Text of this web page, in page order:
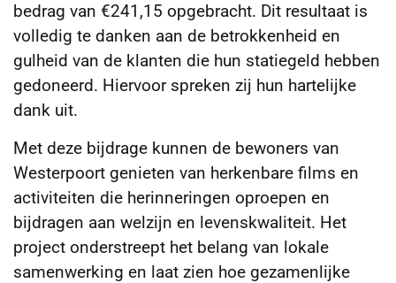
bedrag van €241,15 opgebracht. Dit resultaat is
volledig te danken aan de betrokkenheid en
gulheid van de klanten die hun statiegeld hebben
gedoneerd. Hiervoor spreken zij hun hartelijke
dank uit.
Met deze bijdrage kunnen de bewoners van
Westerpoort genieten van herkenbare films en
activiteiten die herinneringen oproepen en
bijdragen aan welzijn en levenskwaliteit. Het
project onderstreept het belang van lokale
samenwerking en laat zien hoe gezamenlijke